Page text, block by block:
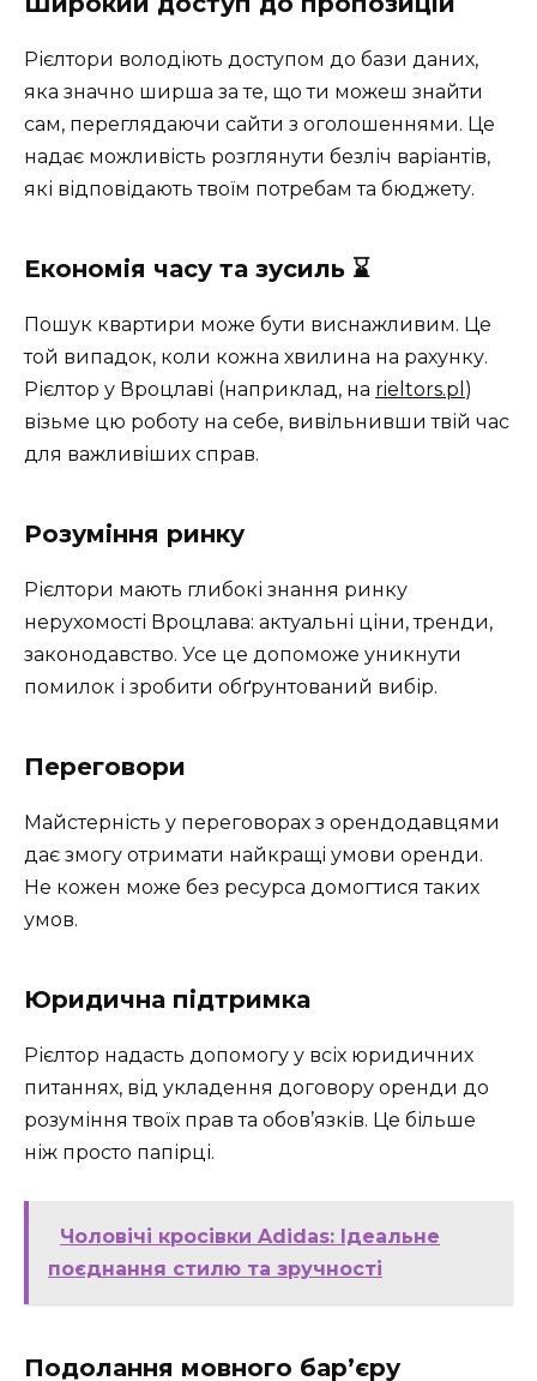
Рієлтори володіють доступом до бази даних,
яка значно ширша за те, що ти можеш знайти
сам, переглядаючи сайти з оголошеннями. Це
надає можливість розглянути безліч варіантів,
які відповідають твоїм потребам та бюджету.
Економія часу та зусиль ⌛
Пошук квартири може бути виснажливим. Це
той випадок, коли кожна хвилина на рахунку.
Рієлтор у Вроцлаві (наприклад, на rieltors.pl )
візьме цю роботу на себе, вивільнивши твій час
для важливіших справ.
Розуміння ринку
Рієлтори мають глибокі знання ринку
нерухомості Вроцлава: актуальні ціни, тренди,
законодавство. Усе це допоможе уникнути
помилок і зробити обґрунтований вибір.
Переговори
Майстерність у переговорах з орендодавцями
дає змогу отримати найкращі умови оренди.
Не кожен може без ресурса домогтися таких
умов.
Юридична підтримка
Рієлтор надасть допомогу у всіх юридичних
питаннях, від укладення договору оренди до
розуміння твоїх прав та обов’язків. Це більше
ніж просто папірці.
Чоловічі кросівки Adidas: Ідеальне
поєднання стилю та зручності
Подолання мовного бар’єру